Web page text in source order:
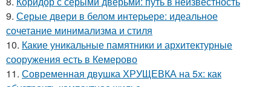
9. Серые двери в белом интерьере: идеальное
сочетание минимализма и стиля
10. Какие уникальные памятники и архитектурные
сооружения есть в Кемерово
11. Современная двушка ХРУЩЕВКА на 5х: как